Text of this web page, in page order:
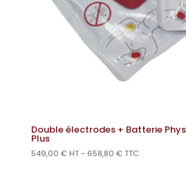
Double électrodes + Batterie
Plus
549,00 € HT - 658,80 €TTC